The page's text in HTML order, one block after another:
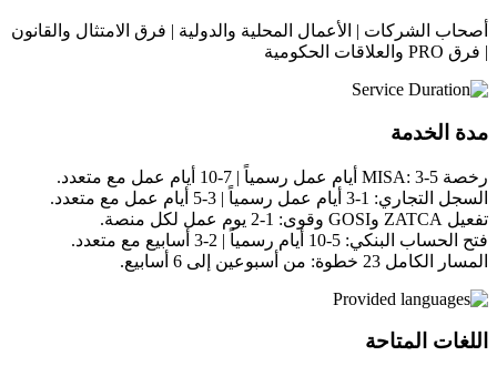
أصحاب الشركات | الأعمال المحلية والدولية | فرق الامتثال والقانون
| فرق PRO والعلاقات الحكومية
مدة الخدمة
رخصة MISA: 3-5 أيام عمل رسمياً | 7-10 أيام عمل مع متعدد.
السجل التجاري: 1-3 أيام عمل رسمياً | 3-5 أيام عمل مع متعدد.
تفعيل ZATCA وGOSI وقوى: 1-2 يوم عمل لكل منصة.
فتح الحساب البنكي: 5-10 أيام رسمياً | 2-3 أسابيع مع متعدد.
المسار الكامل 23 خطوة: من أسبوعين إلى 6 أسابيع.
اللغات المتاحة